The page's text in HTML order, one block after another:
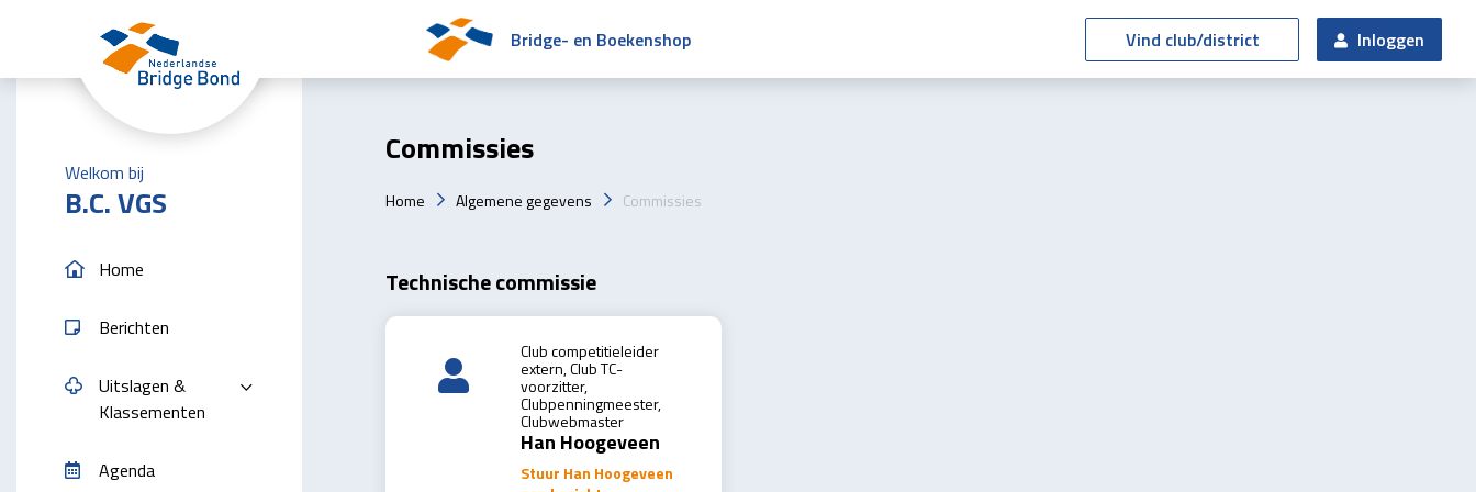
Bridge- en Boekenshop
Vind club/district Inloggen
Welkom bij
B.C. VGS
Home
Berichten
Uitslagen &
Klassementen
Agenda
Commissies
Home Algemene gegevens Commissies
Technische commissie
Club competitieleider
extern, Club TC-
voorzitter,
Clubpenningmeester,
Clubwebmaster
Han Hoogeveen
Stuur Han Hoogeveen